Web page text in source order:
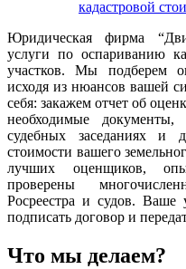
кадастровой
Юридическая фирма
услуги по оспариванию
участков. Мы подберем
исходя из нюансов вашей
себя: закажем отчет об
необходимые
судебных заседаниях и
стоимости вашего
лучших оценщиков,
проверены
Росреестра и судов. Ваше
подписать договор и
Что мы делаем?